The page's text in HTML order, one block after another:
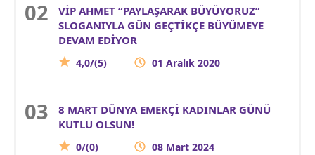
VİP AHMET “PAYLAŞARAK BÜYÜYORUZ”
SLOGANIYLA GÜN GEÇTİKÇE BÜYÜMEYE
DEVAM EDİYOR
4,0/(5) 01 Aralık 2020
8 MART DÜNYA EMEKÇİ KADINLAR GÜNÜ
KUTLU OLSUN!
0/(0) 08 Mart 2024